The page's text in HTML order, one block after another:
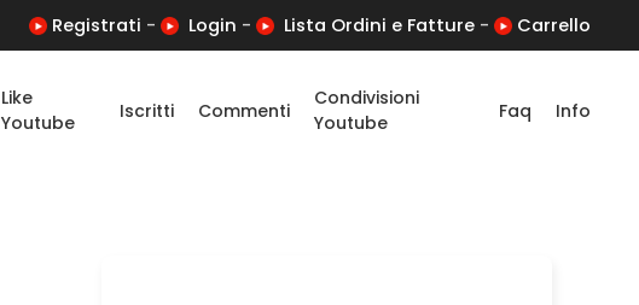
Registrati - Login - Lista Ordini e Fatture - Carrello
Like
Youtube
Iscritti Commenti
Condivisioni
Youtube
Faq Info